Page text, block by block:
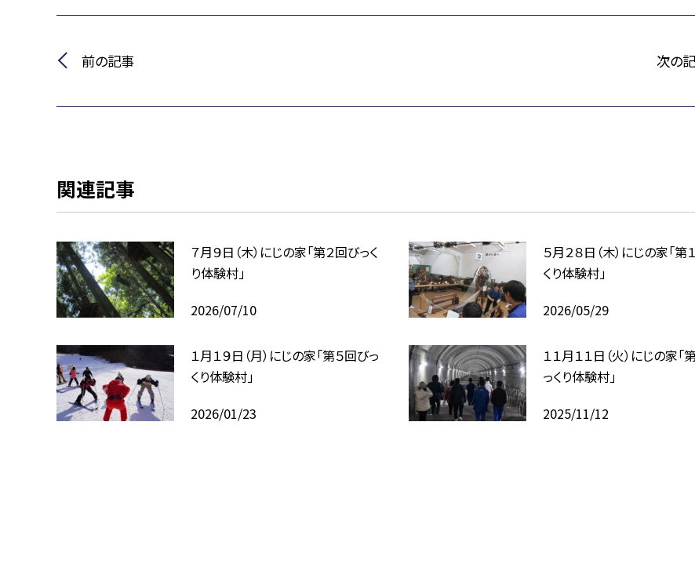
前の記事 次の
関連記事
７月９日（木）にじの家「第２回びっく
り体験村」
2026/07/10
５月２８日（木）にじの家「第
くり体験村」
2026/05/29
１月１９日（月）にじの家「第５回びっ
くり体験村」
2026/01/23
１１月１１日（火）にじの家「
っくり体験村」
2025/11/12